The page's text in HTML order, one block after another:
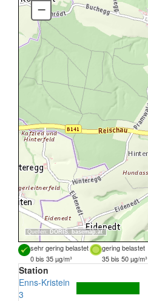
Quellen: DORIS, basemap.at
–
sehr gering belastet gering belastet
0 bis 35 µg/m³
35 bis 50 µg/m³
Station
Enns-Kristein
3